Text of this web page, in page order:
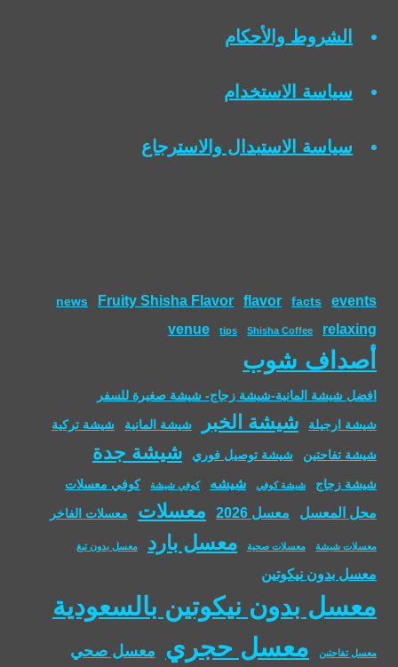
الشروط والأحكام
سياسة الاستخدام
سياسة الاستبدال والاسترجاع
events
facts
flavor
Fruity Shisha Flavor
news
relaxing
Shisha Coffee
tips
venue
أصداف شوب
افضل شيشة المانية-شيشة زجاج- شيشة صغيرة للسفر
شيشة ارجيلة شيشة الخبر شيشة المانية شيشة تركية
شيشة تفاحتين شيشة توصيل فوري شيشة جدة
شيشة زجاج شيشة كوفي شيشه كوفي شيشة كوفي معسلات
محل المعسل معسل 2026 معسلات معسلات الفاخر
معسلات شيشة معسلات صحية معسل بارد معسل بدون تبغ
معسل بدون نيكوتين
معسل بدون نيكوتين بالسعودية
معسل تفاحتين معسل حجري معسل صحي